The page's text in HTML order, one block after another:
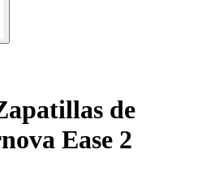
de
Ease 2